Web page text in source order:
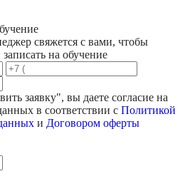
свяжется с вами, чтобы
на обучение
заявку", вы даете согласие на
в соответствии с Политикой
и Договором оферты